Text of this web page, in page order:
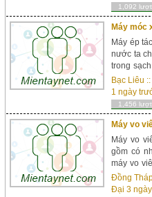
1,092
Máy móc
Máy ép
nước ta
trong
nhiễm.
Bạc Liêu ::
1 ngày
1,456
Máy vo
Máy vo
gồm có
máy vo
Máy vo
Đồng
Đại 3